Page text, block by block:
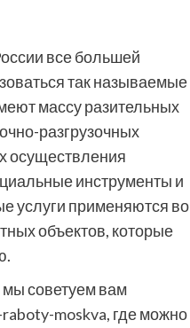
все большей
так называемые
массу разительных
разгрузочных
осуществления
инструменты и
услуги применяются во
объектов, которые
мы советуем вам
moskva, где можно